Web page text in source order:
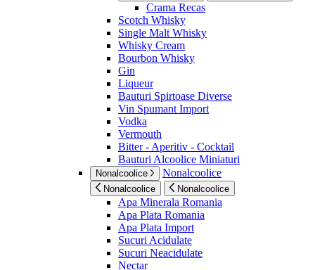
Crama Recas
Scotch Whisky
Single Malt Whisky
Whisky Cream
Bourbon Whisky
Gin
Liqueur
Bauturi Spirtoase Diverse
Vin Spumant Import
Vodka
Vermouth
Bitter - Aperitiv - Cocktail
Bauturi Alcoolice Miniaturi
Nonalcoolice Nonalcoolice
Nonalcoolice Nonalcoolice
Apa Minerala Romania
Apa Plata Romania
Apa Plata Import
Sucuri Acidulate
Sucuri Neacidulate
Nectar